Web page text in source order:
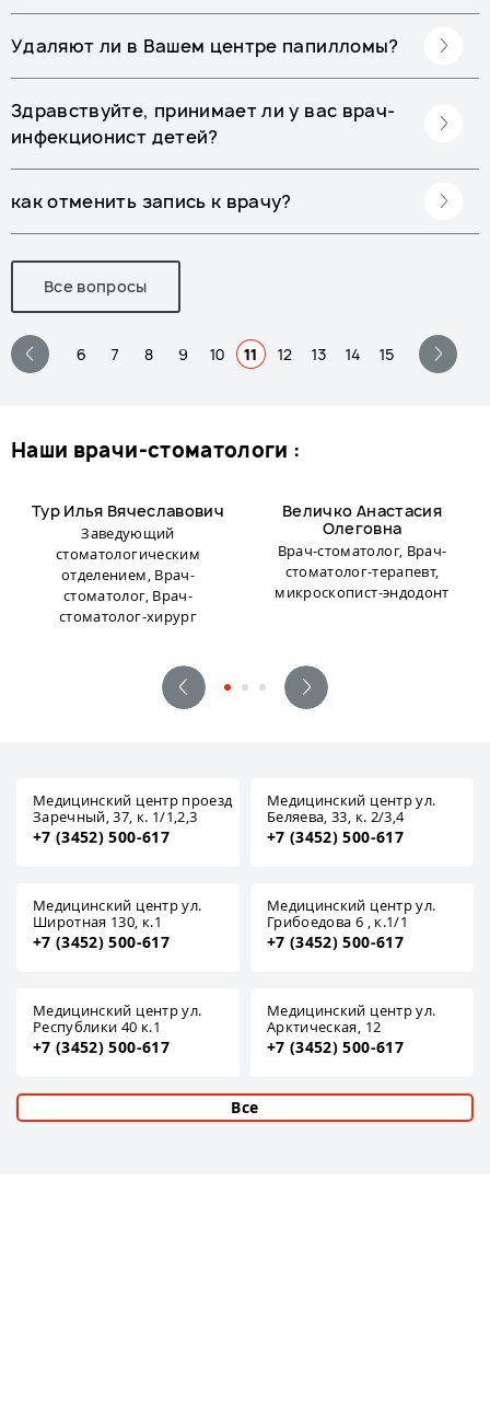
Удаляют ли в Вашем центре папилломы?
Здравствуйте, принимает ли у вас врач-
инфекционист детей?
как отменить запись к врачу?
Все вопросы
6 7 8 9 10 11 12 13 14 15
наши врачи-стоматологи :
Тур Илья Вячеславович
Заведующий
стоматологическим
отделением, Врач-
стоматолог, Врач-
стоматолог-хирург
Величко Анастасия
Олеговна
Врач-стоматолог, Врач-
стоматолог-терапевт,
микроскопист-эндодонт
Медицинский центр проезд
Заречный, 37, к. 1/1,2,3
+7 (3452) 500-617
Медицинский центр ул.
Беляева, 33, к. 2/3,4
+7 (3452) 500-617
Медицинский центр ул.
Широтная 130, к.1
+7 (3452) 500-617
Медицинский центр ул.
Грибоедова 6 , к.1/1
+7 (3452) 500-617
Медицинский центр ул.
Республики 40 к.1
+7 (3452) 500-617
Медицинский центр ул.
Арктическая, 12
+7 (3452) 500-617
Все